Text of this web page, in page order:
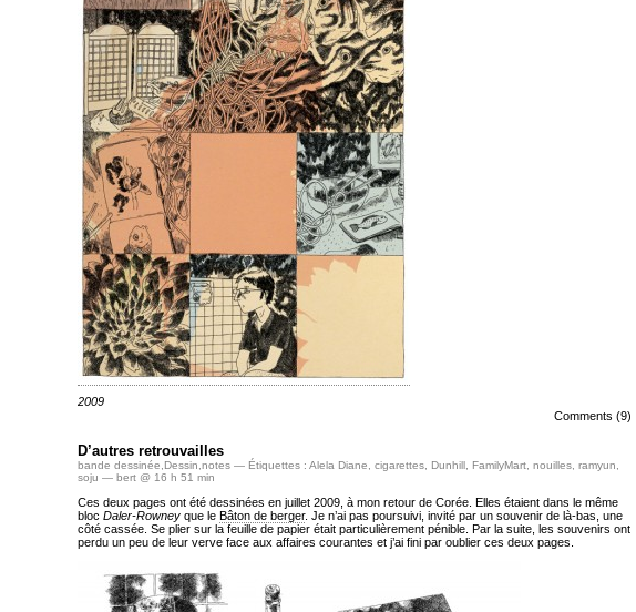
2009
Comments (9)
D’autres retrouvailles
bande dessinée Dessin notes — Étiquettes : Alela Diane cigarettes Dunhill FamilyMart nouilles ramyun
soju — bert @ 16 h 51 min
Ces deux pages ont été dessinées en juillet 2009, à mon retour de Corée. Elles étaient dans le même
bloc Daler-Rowney que le Bâton de berger. Je n’ai pas poursuivi, invité par un souvenir de là-bas, une
côté cassée. Se plier sur la feuille de papier était particulièrement pénible. Par la suite, les souvenirs ont
perdu un peu de leur verve face aux affaires courantes et j’ai fini par oublier ces deux pages.